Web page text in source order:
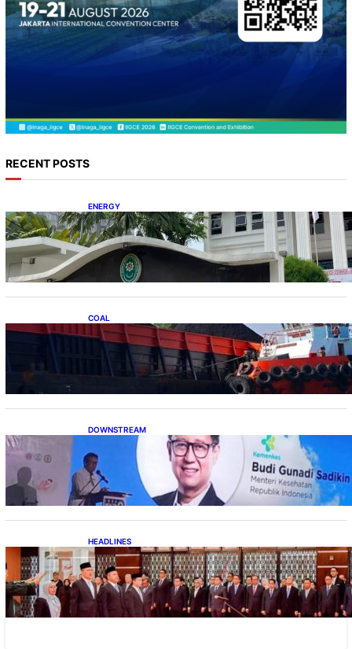
RECENT POSTS
ENERGY
Koalisi Bersihkan Indonesia Ajukan Banding
atas Putusan Gugatan RUPTL
COAL
Lelang Batubara Sitaan, Negara Dapat Lebih
dari Rp 20 Miliar
DOWNSTREAM
Digitalisasi Alat-Alat Kesehatan Dukung
Pertumbuhan Industri Alkes
HEADLINES
Lana Saria Dilantik Sebagai Kepala Badan
Geologi